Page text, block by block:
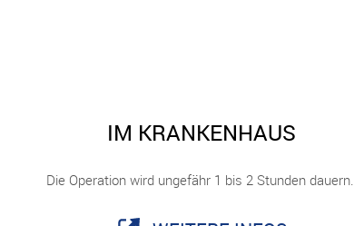
IM KRANKENHAUS
Die Operation wird ungefähr 1 bis 2 Stunden dauern.